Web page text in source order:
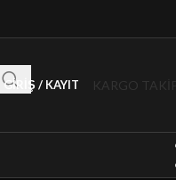
GIRIŞ / KAYIT KARGO TAKİP